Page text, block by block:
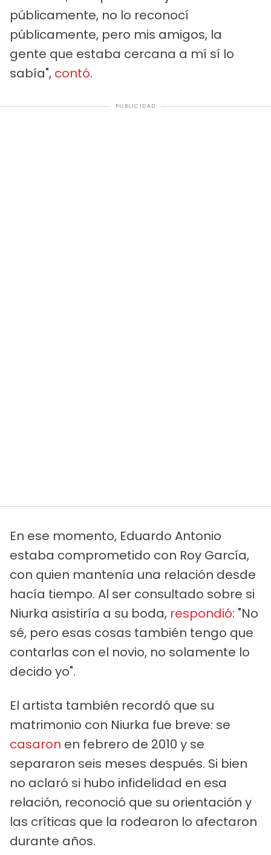
públicamente, no lo reconocí
públicamente, pero mis amigos, la
gente que estaba cercana a mí sí lo
sabía", contó.
PUBLICIDAD
En ese momento, Eduardo Antonio
estaba comprometido con Roy García,
con quien mantenía una relación desde
hacía tiempo. Al ser consultado sobre si
Niurka asistiría a su boda, respondió: "No
sé, pero esas cosas también tengo que
contarlas con el novio, no solamente lo
decido yo".
El artista también recordó que su
matrimonio con Niurka fue breve: se
casaron en febrero de 2010 y se
separaron seis meses después. Si bien
no aclaró si hubo infidelidad en esa
relación, reconoció que su orientación y
las críticas que la rodearon lo afectaron
durante años.